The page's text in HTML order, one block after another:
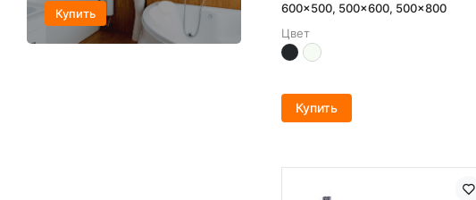
Купить
600x500, 500x600, 500x800
Цвет
Купить